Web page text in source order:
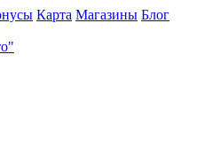
Карта Магазины Блог